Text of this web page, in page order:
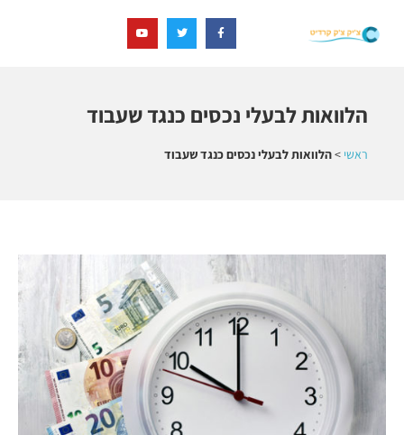
הלוואות לבעלי נכסים כנגד שעבוד
ראשי >הלוואות לבעלי נכסים כנגד שעבוד